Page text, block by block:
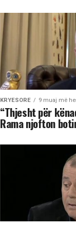
KRYESORE 9 muaj më
“Thjesht për
Rama njofton